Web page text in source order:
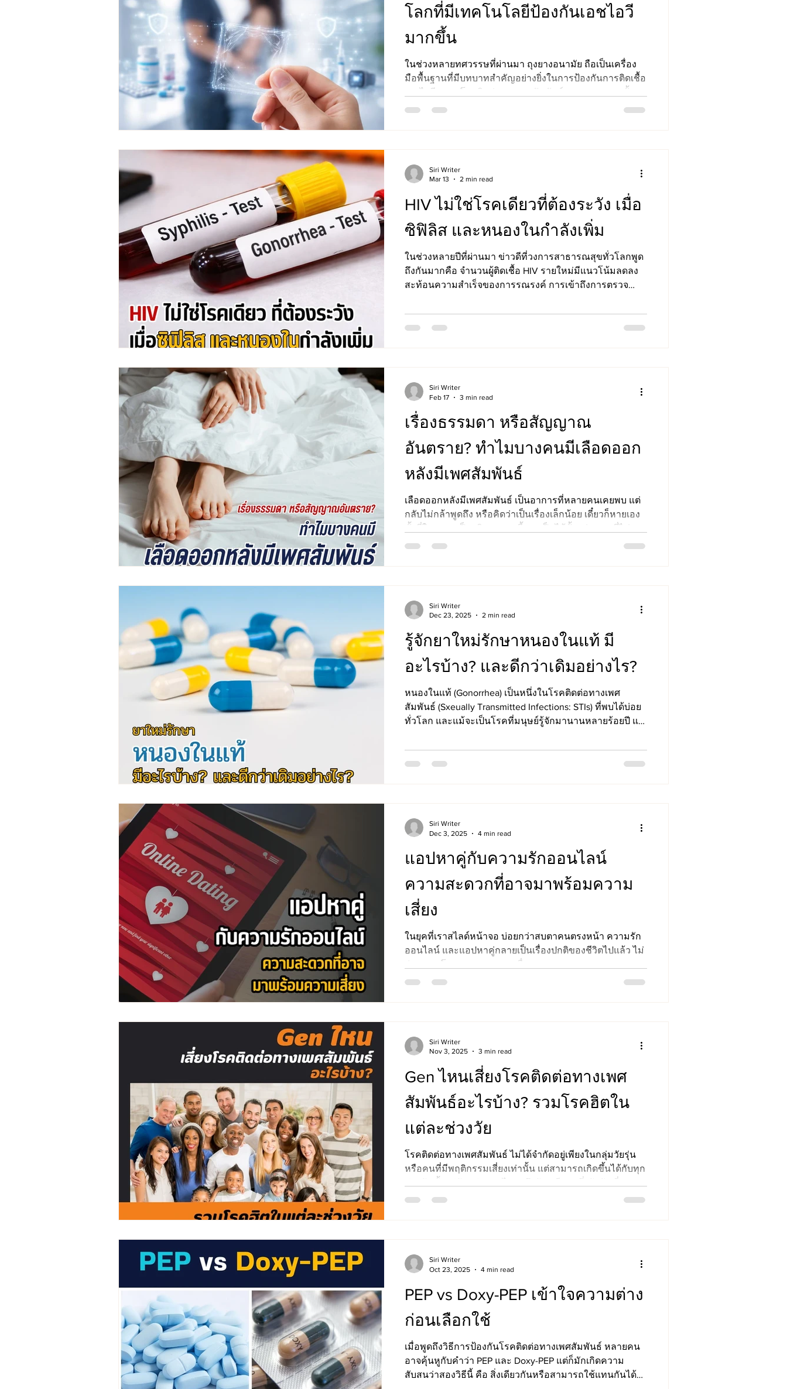
โลกที่มีเทคโนโลยีป้องกันเอชไอวี
มากขึ้น
ในช่วงหลายทศวรรษที่ผ่านมา ถุงยางอนามัย ถือเป็นเครื่อง
มือพื้นฐานที่มีบทบาทสำคัญอย่างยิ่งในการป้องกันการติดเชื้อ
เอชไอวี (HIV) โรคติดต่อทางเพศสัมพันธ์ (STIs) และการตั้ง
ครรภ์ไม่พึงประสงค์ แต่เมื่อโลกเข้าสู่ยุคของนวัตกรรม
ยังมีความจำเป็นอยู่หรือไม่? หรือ จะหายไปในอนาคตหรือ
เปล่า?
HIV ไม่ใช่โรคเดียวที่ต้องระวัง เมื่อ
ซิฟิลิส และหนองในกำลังเพิ่ม
ในช่วงหลายปีที่ผ่านมา ข่าวดีที่วงการสาธารณสุขทั่วโลกพูด
ถึงกันมากคือ จำนวนผู้ติดเชื้อ HIV รายใหม่มีแนวโน้มลดลง
สะท้อนความสำเร็จของการรณรงค์ การเข้าถึงการตรวจ
ด้วยยาต้านไวรัสที่มีประสิทธิภาพสูงขึ้น อย่างไรก็ตาม ภายใต้
ข่าวดีนี้ กลับมีอีกหนึ่งสัญญาณที่ผู้เชี่ยวชาญด้านสุขภาพกำลัง
Siri Writer
Mar 13
2 min read
เรื่องธรรมดา หรือสัญญาณ
อันตราย? ทำไมบางคนมีเลือดออก
หลังมีเพศสัมพันธ์
เลือดออกหลังมีเพศสัมพันธ์ เป็นอาการที่หลายคนเคยพบ แต่
กลับไม่กล้าพูดถึง หรือคิดว่าเป็นเรื่องเล็กน้อย เดี๋ยวก็หายเอง
ทั้งที่ในความเป็นจริง อาการนี้อาจเป็นได้ตั้งแต่ ภาวะที่ไม่
อันตรายเลย ไปจนถึง สัญญาณเตือนของโรคที่ควรได้รับการ
เราไม่รับฟัง
Siri Writer
Feb 17
3 min read
รู้จักยาใหม่รักษาหนองในแท้ มี
อะไรบ้าง? และดีกว่าเดิมอย่างไร?
หนองในแท้ (Gonorrhea) เป็นหนึ่งในโรคติดต่อทางเพศ
สัมพันธ์ (Sxeually Transmitted Infections: STIs) ที่พบได้บ่อย
ทั่วโลก และแม้จะเป็นโรคที่มนุษย์รู้จักมานานหลายร้อยปี แต่
ที่น่ากังวลมากขึ้นเรื่อย ๆ โดยเฉพาะประเด็นเรื่อง การดื้อยา
ปฏิชีวนะ องค์การอนามัยโลก (WHO) และหน่วยงานด้าน
ส
Siri Writer
Dec 23, 2025
2 min read
แอปหาคู่กับความรักออนไลน์
ความสะดวกที่อาจมาพร้อมความ
เสี่ยง
ในยุคที่เราสไลด์หน้าจอ บ่อยกว่าสบตาคนตรงหน้า ความรัก
ออนไลน์ และแอปหาคู่กลายเป็นเรื่องปกติของชีวิตไปแล้ว ไม่
ว่าคุณจะโสดเหงา อยากหาเพื่อนคุย อยากหาคนคุยระยะยาว
หรือแค่มองหาคนไปเดทสักครั้ง แอปหาคู่ก็เหมือนคำตอบที่
ด้านสุขภาพทางเพศ อย่างเอชไอวี และโรคติดต่อทางเพศ
สัมพันธ์ ที่อาจมาพร้อมการนัดเจอแบบรวดเร็ว หุนหันพลัน
Siri Writer
Dec 3, 2025
4 min read
Gen ไหนเสี่ยงโรคติดต่อทางเพศ
สัมพันธ์อะไรบ้าง? รวมโรคฮิตใน
แต่ละช่วงวัย
โรคติดต่อทางเพศสัมพันธ์ ไม่ได้จำกัดอยู่เพียงในกลุ่มวัยรุ่น
หรือคนที่มีพฤติกรรมเสี่ยงเท่านั้น แต่สามารถเกิดขึ้นได้กับทุก
แต่ละคนมักสะท้อนยุคสมัย ที่เติบโตขึ้นมาอย่างชัดเจน ทั้งค่า
Siri Writer
Nov 3, 2025
3 min read
PEP vs Doxy-PEP เข้าใจความต่าง
ก่อนเลือกใช้
เมื่อพูดถึงวิธีการป้องกันโรคติดต่อทางเพศสัมพันธ์ หลายคน
อาจคุ้นหูกับคำว่า PEP และ Doxy-PEP แต่ก็มักเกิดความ
สับสนว่าสองวิธีนี้ คือ สิ่งเดียวกันหรือสามารถใช้แทนกันได้
Siri Writer
Oct 23, 2025
4 min read